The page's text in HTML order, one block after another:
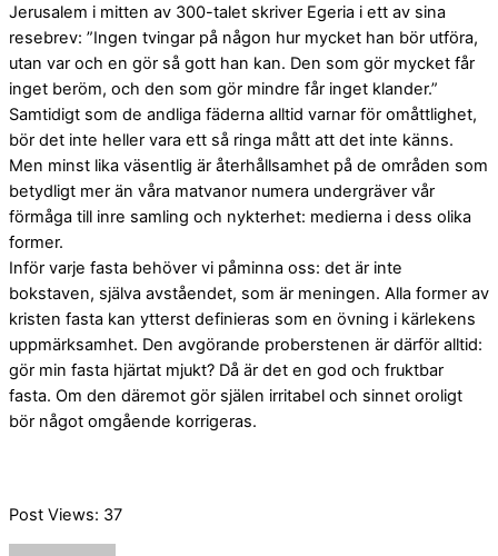
Jerusalem i mitten av 300-talet skriver Egeria i ett av sina
resebrev: ”Ingen tvingar på någon hur mycket han bör utföra,
utan var och en gör så gott han kan. Den som gör mycket får
inget beröm, och den som gör mindre får inget klander.”
Samtidigt som de andliga fäderna alltid varnar för omåttlighet,
bör det inte heller vara ett så ringa mått att det inte känns.
Men minst lika väsentlig är återhållsamhet på de områden som
betydligt mer än våra matvanor numera undergräver vår
förmåga till inre samling och nykterhet: medierna i dess olika
former.
Inför varje fasta behöver vi påminna oss: det är inte
bokstaven, själva avståendet, som är meningen. Alla former av
kristen fasta kan ytterst definieras som en övning i kärlekens
uppmärksamhet. Den avgörande proberstenen är därför alltid:
gör min fasta hjärtat mjukt? Då är det en god och fruktbar
fasta. Om den däremot gör själen irritabel och sinnet oroligt
bör något omgående korrigeras.
Post Views: 37